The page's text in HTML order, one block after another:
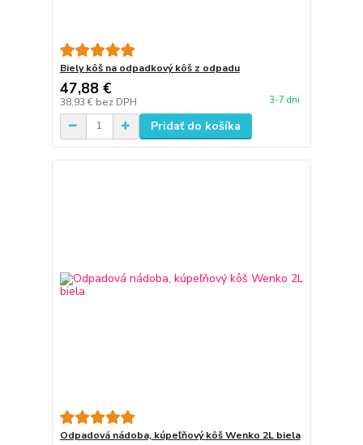
Biely kôš na odpadkový kôš z odpadu
47,88 €
38,93 € bez DPH 3-7 dni
Pridať do košíka
Odpadová nádoba, kúpeľňový kôš Wenko 2L biela